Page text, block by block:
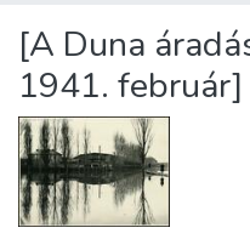
Statistics
About us
[A Duna
1941. február]